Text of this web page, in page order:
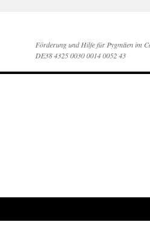
Förderung und Hilfe für Pygmäen im
DE38 4325 0030 0014 0052 43